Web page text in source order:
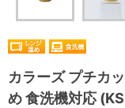
カラーズ プチカ
め 食洗機対応